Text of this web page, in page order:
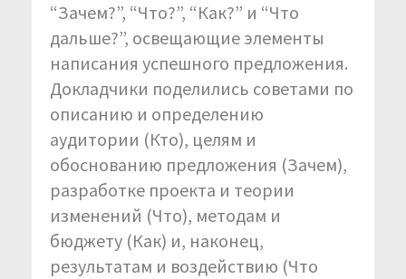
“Зачем?”, “Что?”, “Как?” и “Что
дальше?”, освещающие элементы
написания успешного предложения.
Докладчики поделились советами по
описанию и определению
аудитории (Кто), целям и
обоснованию предложения (Зачем),
разработке проекта и теории
изменений (Что), методам и
бюджету (Как) и, наконец,
результатам и воздействию (Что